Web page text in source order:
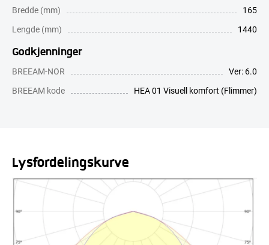
Bredde (mm)
165
Lengde (mm)
1440
Godkjenninger
BREEAM-NOR
Ver: 6.0
BREEAM kode
HEA 01 Visuell komfort (Flimmer)
Lysfordelingskurve